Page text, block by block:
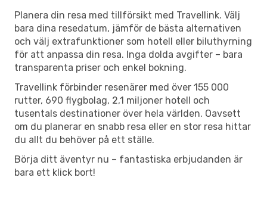
Planera din resa med tillförsikt med Travellink. Välj
bara dina resedatum, jämför de bästa alternativen
och välj extrafunktioner som hotell eller biluthyrning
för att anpassa din resa. Inga dolda avgifter – bara
transparenta priser och enkel bokning.
Travellink förbinder resenärer med över 155 000
rutter, 690 flygbolag, 2,1 miljoner hotell och
tusentals destinationer över hela världen. Oavsett
om du planerar en snabb resa eller en stor resa hittar
du allt du behöver på ett ställe.
Börja ditt äventyr nu – fantastiska erbjudanden är
bara ett klick bort!